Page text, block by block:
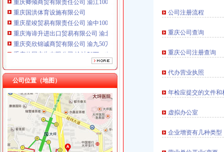
重庆国洪体育设施有限公司
重庆星竣贸易有限责任公司 渝中100万 （进出口权）
重庆海谛升进出口贸易有限公司 渝北100万 （进出口权）
重庆奕欣锦诚商贸有限公司 渝九50万 （工商注册）
重庆信同广告有限公司 渝沙50万 （工商注册）
重庆三虹房地产营销策划有限公司
公司位置（地图）
工商动态
垫江县加微企补助资金监管
巴南区工商分局海关报关注册登记证书牵头召开行政执法与刑事司法衔接工作
公司注册流程
重庆公司查询
重庆公司注册查询
代办营业执照
年检应提交的文件和
虚拟办公室
企业增资有几种类型